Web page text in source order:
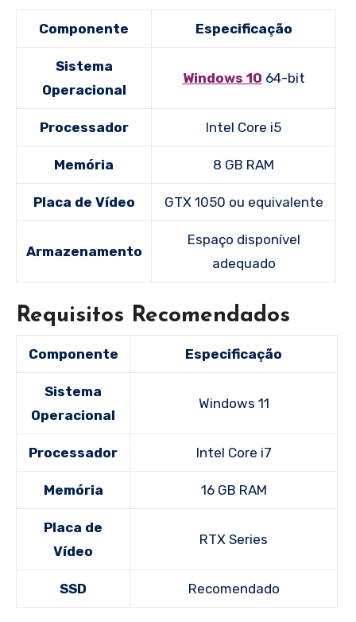
Componente Especificação
Sistema
Operacional
Windows 10 64-bit
Processador Intel Core i5
Memória 8 GB RAM
Placa de Vídeo GTX 1050 ou equivalente
Armazenamento
Espaço disponível
adequado
Requisitos Recomendados
Componente Especificação
Sistema
Operacional
Windows 11
Processador Intel Core i7
Memória 16 GB RAM
Placa de
Vídeo
RTX Series
SSD Recomendado